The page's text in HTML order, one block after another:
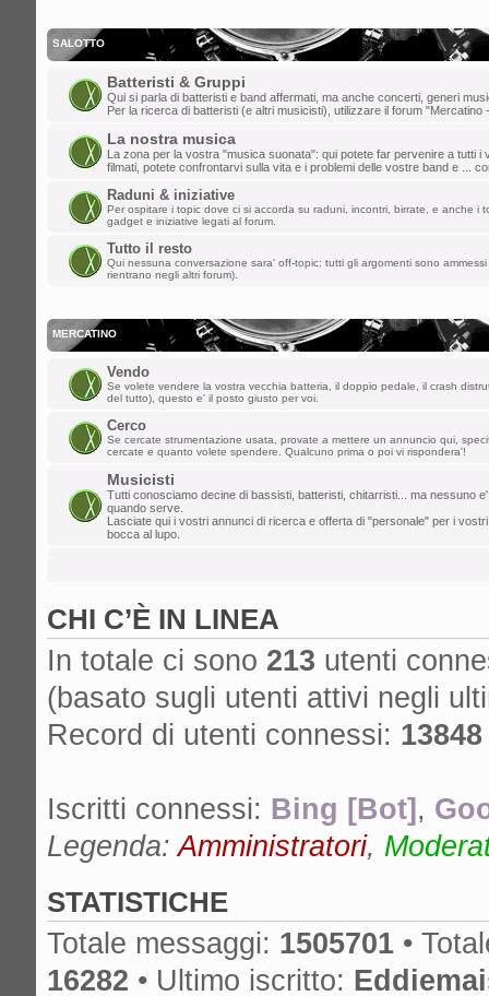
dajazz
»e' quasi natale!
lun dic 09, 2024 3:48 pm
matteo t»weeee
dom dic 01, 2024 9:20 pm
dajazz»finalmente sono riuscito a
creato l'account!!
sab nov 02, 2024 2:21 pm
kazurga»ben ritornata , ciao a tutti
MASTERCUSTOM»Ciao a tutti, non
mer set 04, 2024 9:23 am
*Davide*»pulizia dello spam
mer ago 28, 2024 1:20 pm
kidg » ormai suono solo i citofoni ma
vecchi del forum!
lun ago 05, 2024 12:39 pm
è spostato su un altro forum? Grazie!
gio ago 01, 2024 11:25 am
edmondo
»lA mcx NON è MICA
dom lug 14, 2024 6:50 pm
nikman» Se l'hai presa nuova, ma
gio lug 04, 2024 10:01 am
masdau»ciao a tutti. Ho comprato
cassa lato sotto. non si vede tanto ma
SALOTTO
Batteristi & Gruppi
Qui si parla di batteristi e band affermati, ma anche concerti, generi
Per la ricerca di batteristi (e altri musicisti), utilizzare il forum "Mercatino
La nostra musica
La zona per la vostra "musica suonata": qui potete far pervenire a tutti i
filmati, potete confrontarvi sulla vita e i problemi delle vostre band e ...
Raduni & iniziative
Per ospitare i topic dove ci si accorda su raduni, incontri, birrate, e anche i
gadget e iniziative legati al forum.
Tutto il resto
Qui nessuna conversazione sara' off-topic: tutti gli argomenti sono
rientrano negli altri forum).
MERCATINO
Vendo
Se volete vendere la vostra vecchia batteria, il doppio pedale, il crash
del tutto), questo e' il posto giusto per voi.
Cerco
Se cercate strumentazione usata, provate a mettere un annuncio qui,
cercate e quanto volete spendere. Qualcuno prima o poi vi rispondera'!
Musicisti
Tutti conosciamo decine di bassisti, batteristi, chitarristi... ma nessuno
quando serve.
Lasciate qui i vostri annunci di ricerca e offerta di "personale" per i
bocca al lupo.
CHI C’È IN LINEA
In totale ci sono 213 utenti
(basato sugli utenti attivi negli
Record di utenti connessi: 13848
Iscritti connessi: Bing [Bot] ,
Legenda:Amministratori,
STATISTICHE
Totale messaggi: 1505701 •
16282 • Ultimo iscritto: